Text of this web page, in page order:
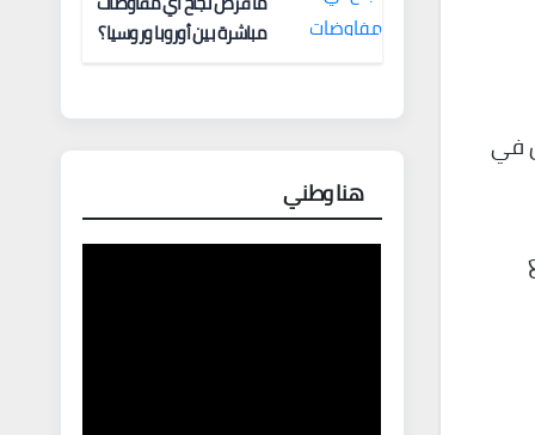
في
مباشرة بين أوروبا وروسيا؟
هنا وطني